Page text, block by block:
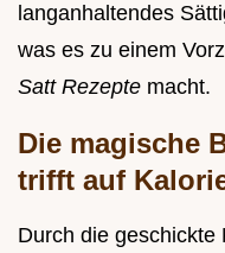
langanhaltendes
was es zu einem
Satt Rezepte macht.
Die magische
trifft auf
Durch die geschickte